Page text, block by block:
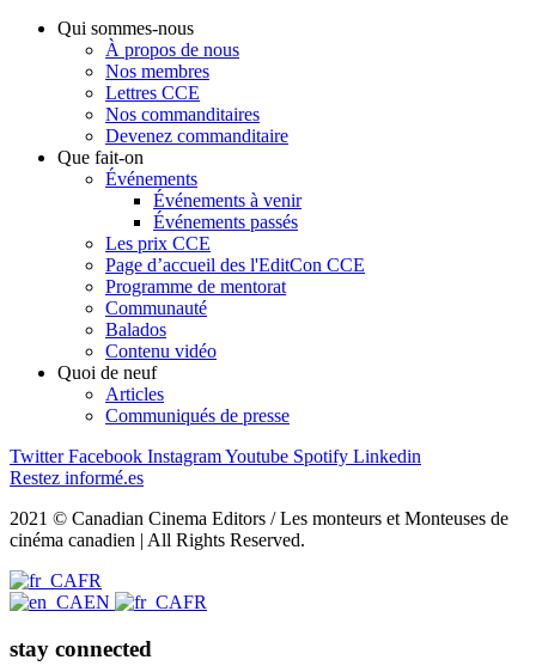
Qui sommes-nous
À propos de nous
Nos membres
Lettres CCE
Nos commanditaires
Devenez commanditaire
Que fait-on
Événements
Événements à venir
Événements passés
Les prix CCE
Page d’accueil des l'EditCon CCE
Programme de mentorat
Communauté
Balados
Contenu vidéo
Quoi de neuf
Articles
Communiqués de presse
Twitter Facebook InstagramYoutube Spotify Linkedin
Restez informé.es
2021 © Canadian Cinema Editors / Les monteurs et Monteuses de
cinéma canadien | All Rights Reserved.
FR
EN
FR
stay connected